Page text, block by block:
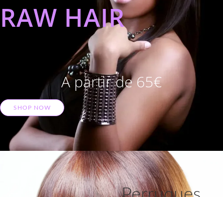
RAW HAIR
A partir de 65€
SHOP NOW